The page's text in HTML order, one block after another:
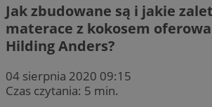
Jak zbudowane są i jakie
materace z kokosem
Hilding Anders?
04 sierpnia 2020 09:15
Czas czytania: 5 min.